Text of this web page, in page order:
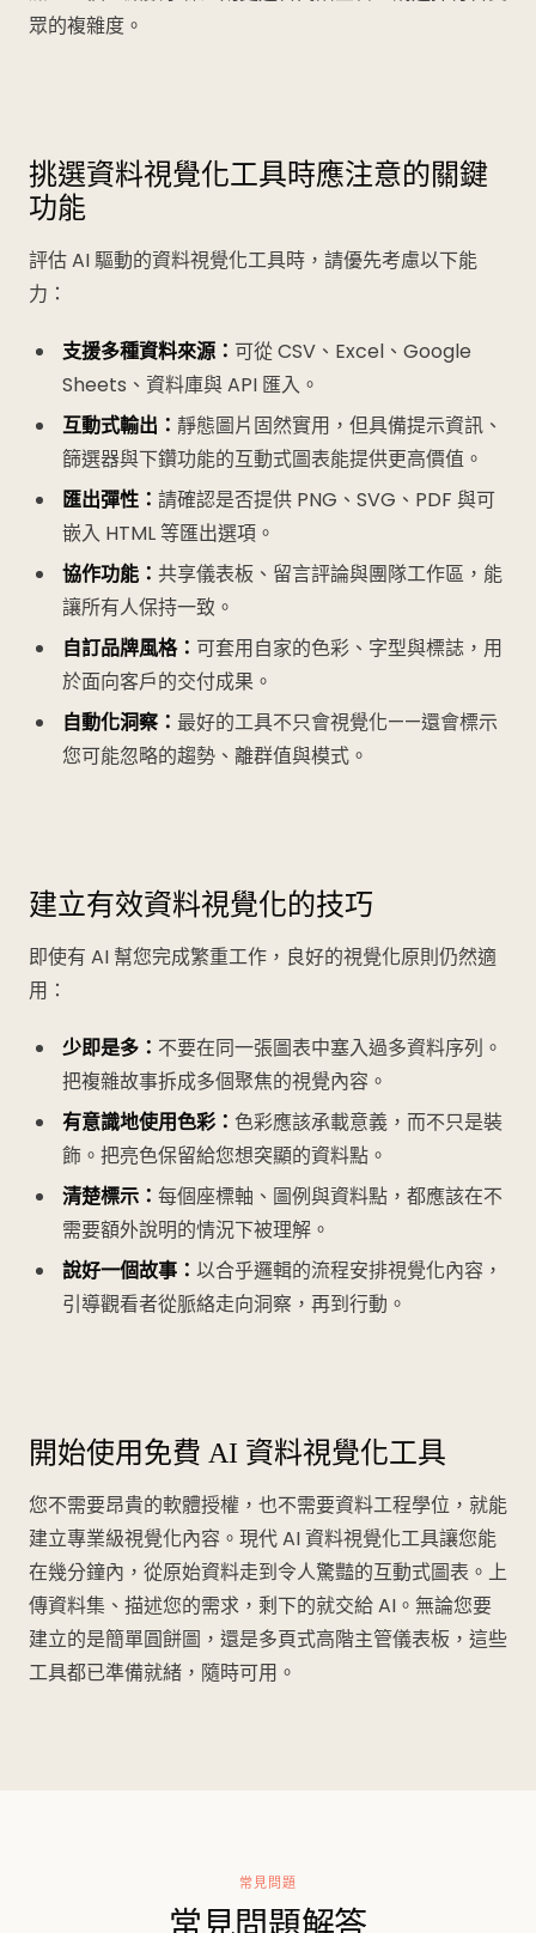
眾的複雜度。
挑選資料視覺化工具時應注意的關鍵
功能
評估 AI 驅動的資料視覺化工具時，請優先考慮以下能
力：
支援多種資料來源： 可從 CSV、Excel、Google
Sheets、資料庫與 API 匯入。
互動式輸出： 靜態圖片固然實用，但具備提示資訊、
篩選器與下鑽功能的互動式圖表能提供更高價值。
匯出彈性： 請確認是否提供 PNG、SVG、PDF 與可
嵌入 HTML 等匯出選項。
協作功能： 共享儀表板、留言評論與團隊工作區，能
讓所有人保持一致。
自訂品牌風格： 可套用自家的色彩、字型與標誌，用
於面向客戶的交付成果。
自動化洞察： 最好的工具不只會視覺化——還會標示
您可能忽略的趨勢、離群值與模式。
建立有效資料視覺化的技巧
即使有 AI 幫您完成繁重工作，良好的視覺化原則仍然適
用：
少即是多： 不要在同一張圖表中塞入過多資料序列。
把複雜故事拆成多個聚焦的視覺內容。
有意識地使用色彩： 色彩應該承載意義，而不只是裝
飾。把亮色保留給您想突顯的資料點。
清楚標示： 每個座標軸、圖例與資料點，都應該在不
需要額外說明的情況下被理解。
說好一個故事： 以合乎邏輯的流程安排視覺化內容，
引導觀看者從脈絡走向洞察，再到行動。
開始使用免費 AI 資料視覺化工具
您不需要昂貴的軟體授權，也不需要資料工程學位，就能
建立專業級視覺化內容。現代 AI 資料視覺化工具讓您能
在幾分鐘內，從原始資料走到令人驚豔的互動式圖表。上
傳資料集、描述您的需求，剩下的就交給 AI。無論您要
建立的是簡單圓餅圖，還是多頁式高階主管儀表板，這些
工具都已準備就緒，隨時可用。
常見問題